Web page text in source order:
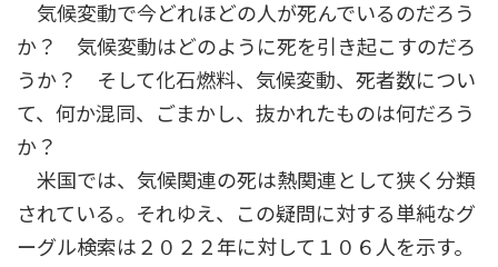
気候変動で今どれほどの人が死んでいるのだろう
か？ 気候変動はどのように死を引き起こすのだろ
うか？ そして化石燃料、気候変動、死者数につい
て、何か混同、ごまかし、抜かれたものは何だろう
か？
米国では、気候関連の死は熱関連として狭く分類
されている。それゆえ、この疑問に対する単純なグ
ーグル検索は２０２２年に対して１０６人を示す。